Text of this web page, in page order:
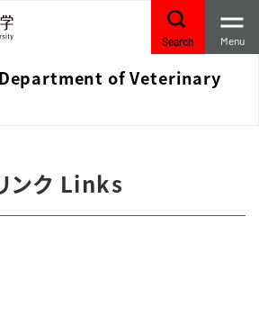
Department of Veterinary
Search Menu
ンク Links